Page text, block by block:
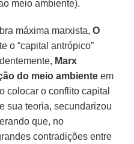
meio ambiente).
máxima marxista, O
o “capital antrópico”
Marx
do meio ambiente em
colocar o conflito capital
sua teoria, secundarizou
que, no
contradições entre